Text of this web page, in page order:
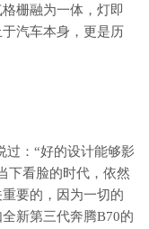
栅融为一体，灯即
汽车本身，更是历
过：“好的设计能够影
下看脸的时代，依然
要的，因为一切的
新第三代奔腾B70的